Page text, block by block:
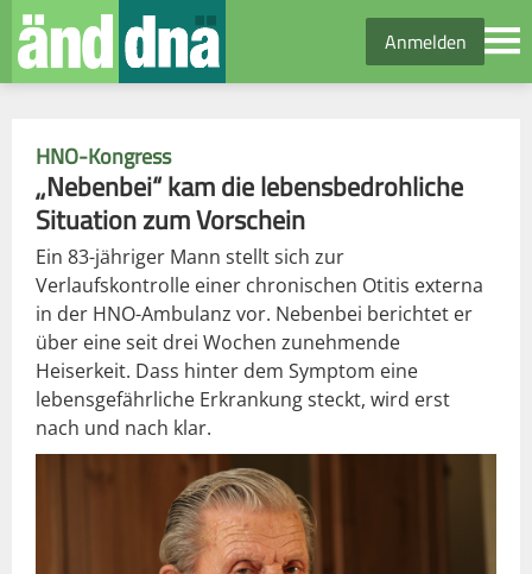
Anmelden
HNO-Kongress
„Nebenbei“ kam die lebensbedrohliche
Situation zum Vorschein
Ein 83-jähriger Mann stellt sich zur
Verlaufskontrolle einer chronischen Otitis externa
in der HNO-Ambulanz vor. Nebenbei berichtet er
über eine seit drei Wochen zunehmende
Heiserkeit. Dass hinter dem Symptom eine
lebensgefährliche Erkrankung steckt, wird erst
nach und nach klar.